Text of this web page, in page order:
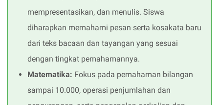
mempresentasikan, dan menulis. Siswa
diharapkan memahami pesan serta kosakata baru
dari teks bacaan dan tayangan yang sesuai
dengan tingkat pemahamannya.
Matematika: Fokus pada pemahaman bilangan
sampai 10.000, operasi penjumlahan dan